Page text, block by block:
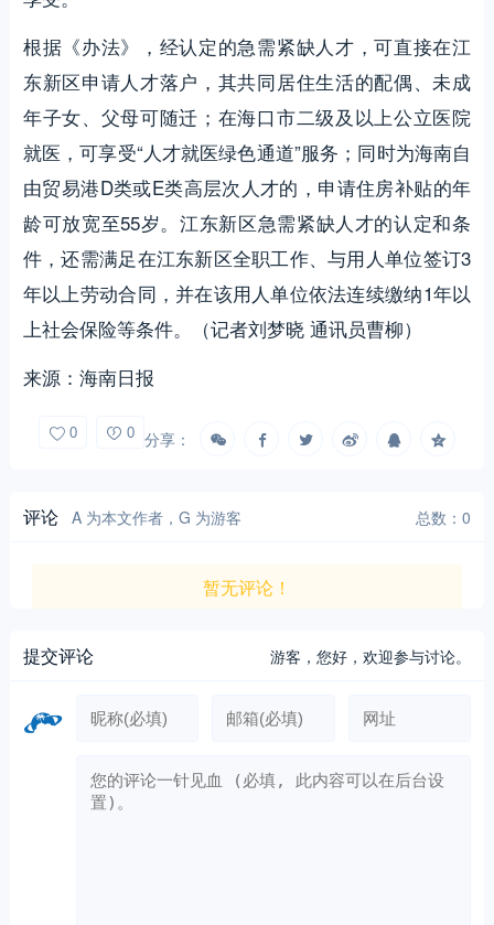
根据《办法》，经认定的急需紧缺人才，可直接在江
东新区申请人才落户，其共同居住生活的配偶、未成
年子女、父母可随迁；在海口市二级及以上公立医院
就医，可享受“人才就医绿色通道”服务；同时为海南自
由贸易港D类或E类高层次人才的，申请住房补贴的年
龄可放宽至55岁。江东新区急需紧缺人才的认定和条
件，还需满足在江东新区全职工作、与用人单位签订3
年以上劳动合同，并在该用人单位依法连续缴纳1年以
上社会保险等条件。（记者刘梦晓 通讯员曹柳）
来源：海南日报
0 0 分享：
评论 A 为本文作者，G 为游客 总数：0
暂无评论！
提交评论 游客，您好，欢迎参与讨论。